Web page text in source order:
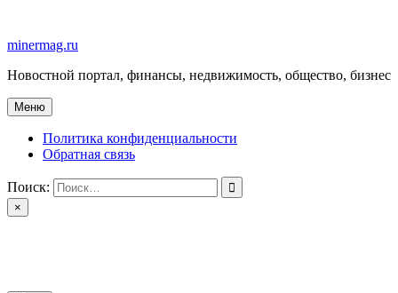
содержимому
minermag.ru
Новостной портал, финансы, недвижимость, общество, бизнес
Меню
Политика конфиденциальности
Обратная связь
Поиск:
×